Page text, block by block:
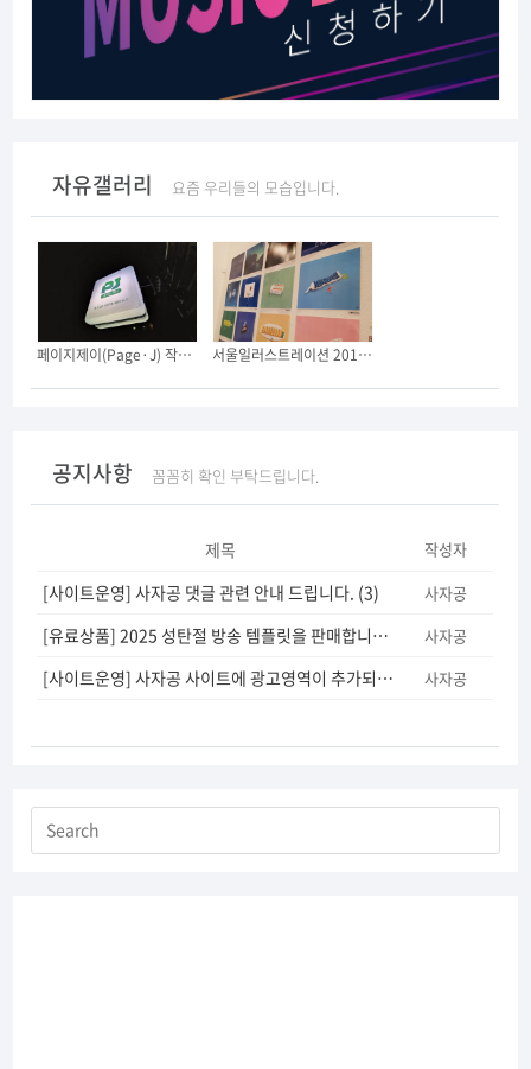
자유갤러리 요즘 우리들의 모습입니다.
페이지제이(Page·J) 작은 사무실을 오픈했습니다. (긴글 주의) 서울일러스트레이션 2019에 다녀왔어요.
공지사항 꼼꼼히 확인 부탁드립니다.
제목 작성자
[사이트운영] 사자공 댓글 관련 안내 드립니다. (3) 사자공
[유료상품] 2025 성탄절 방송 템플릿을 판매합니다. 사자공
[사이트운영] 사자공 사이트에 광고영역이 추가되었습니다. (12)
사자공